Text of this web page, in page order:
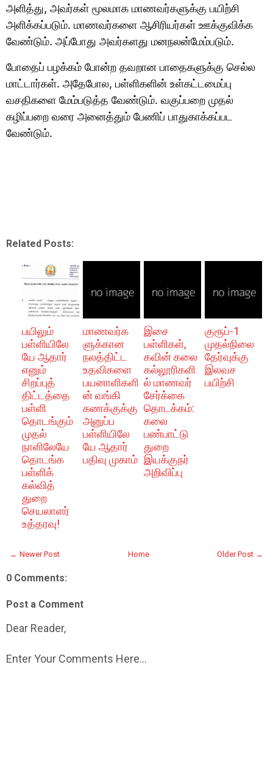
அளித்து, அவர்கள் மூலமாக மாணவர்களுக்கு பயிற்சி
அளிக்கப்படும். மாணவர்களை ஆசிரியர்கள் ஊக்குவிக்க
வேண்டும். அப்போது அவர்களது மனநலன்மேம்படும்.
போதைப் பழக்கம் போன்ற தவறான பாதைகளுக்கு செல்ல
மாட்டார்கள். அதேபோல, பள்ளிகளின் உள்கட்டமைப்பு
வசதிகளை மேம்படுத்த வேண்டும். வகுப்பறை முதல்
கழிப்பறை வரை அனைத்தும் பேணிப் பாதுகாக்கப்பட
வேண்டும்.
Related Posts:
பயிலும்
பள்ளியிலே
யே ஆதார்
எனும்
சிறப்புத்
திட்டத்தை
பள்ளி
தொடங்கும்
முதல்
நாளிலேயே
தொடங்க
பள்ளிக்
கல்வித்
துறை
செயலாளர்
உத்தரவு!
மாணவர்க
ளுக்கான
நலத்திட்ட
உதவிகளை
பயனாளிகளி
ன் வங்கி
கணக்குக்கு
அனுப்ப
பள்ளியிலே
யே ஆதார்
பதிவு முகாம்
இசை
பள்ளிகள்,
கவின் கலை
கல்லூரிகளி
ல் மாணவர்
சேர்க்கை
தொடக்கம்:
கலை
பண்பாட்டு
துறை
இயக்குநர்
அறிவிப்பு
குரூப்-1
முதல்நிலை
தேர்வுக்கு
இலவச
பயிற்சி
← Newer Post Older Post →
Home
0 Comments:
Post a Comment
Dear Reader,
Enter Your Comments Here...